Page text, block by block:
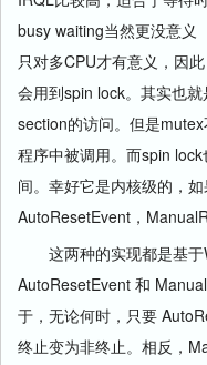
busy waiting当然更没意义
只对多CPU才有意义，因
会用到spin lock。其实也
section的访问。但是
程序中被调用。而spin
间。幸好它是内核级
AutoResetEvent，
这两种的实现都是基于
AutoResetEvent 和
于，无论何时，只要
终止变为非终止。相反，